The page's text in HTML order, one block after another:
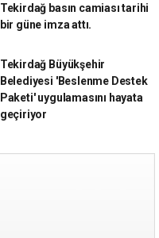
Tekirdağ basın camiası tarihi
bir güne imza attı.
Tekirdağ Büyükşehir
Belediyesi 'Beslenme Destek
Paketi' uygulamasını hayata
geçiriyor